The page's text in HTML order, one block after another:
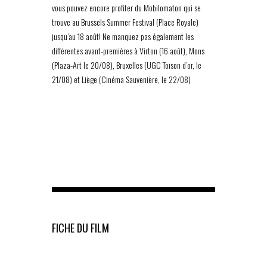
vous pouvez encore profiter du Mobilomaton qui se
trouve au Brussels Summer Festival (Place Royale)
jusqu’au 18 août! Ne manquez pas également les
différentes avant-premières à Virton (16 août), Mons
(Plaza-Art le 20/08), Bruxelles (UGC Toison d’or, le
21/08) et Liège (Cinéma Sauvenière, le 22/08)
FICHE DU FILM